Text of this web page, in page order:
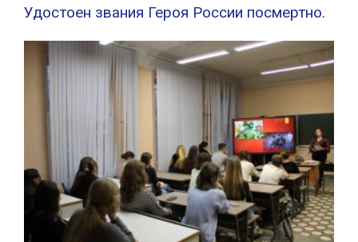
Удостоен звания Героя России посмертно.